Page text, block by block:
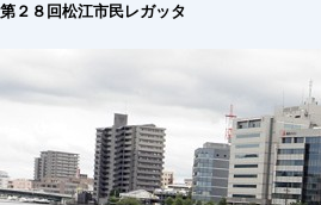
第２８回松江市民レガッタ